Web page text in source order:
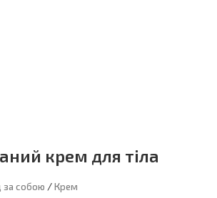
крем для тіла
за собою /Крем